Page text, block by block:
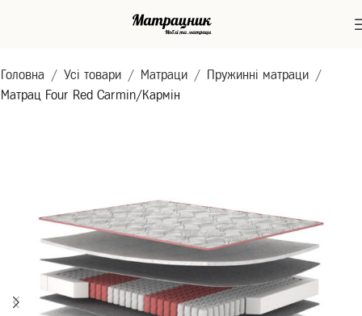
Головна Усі товари Матраци
Пружинні матраци
Матрац Four Red Carmin/Кармін